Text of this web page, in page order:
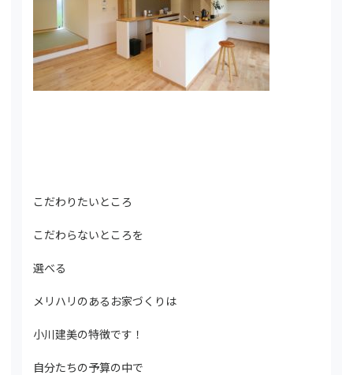
こだわりたいところ
こだわらないところを
選べる
メリハリのあるお家づくりは
小川建美の特徴です！
自分たちの予算の中で